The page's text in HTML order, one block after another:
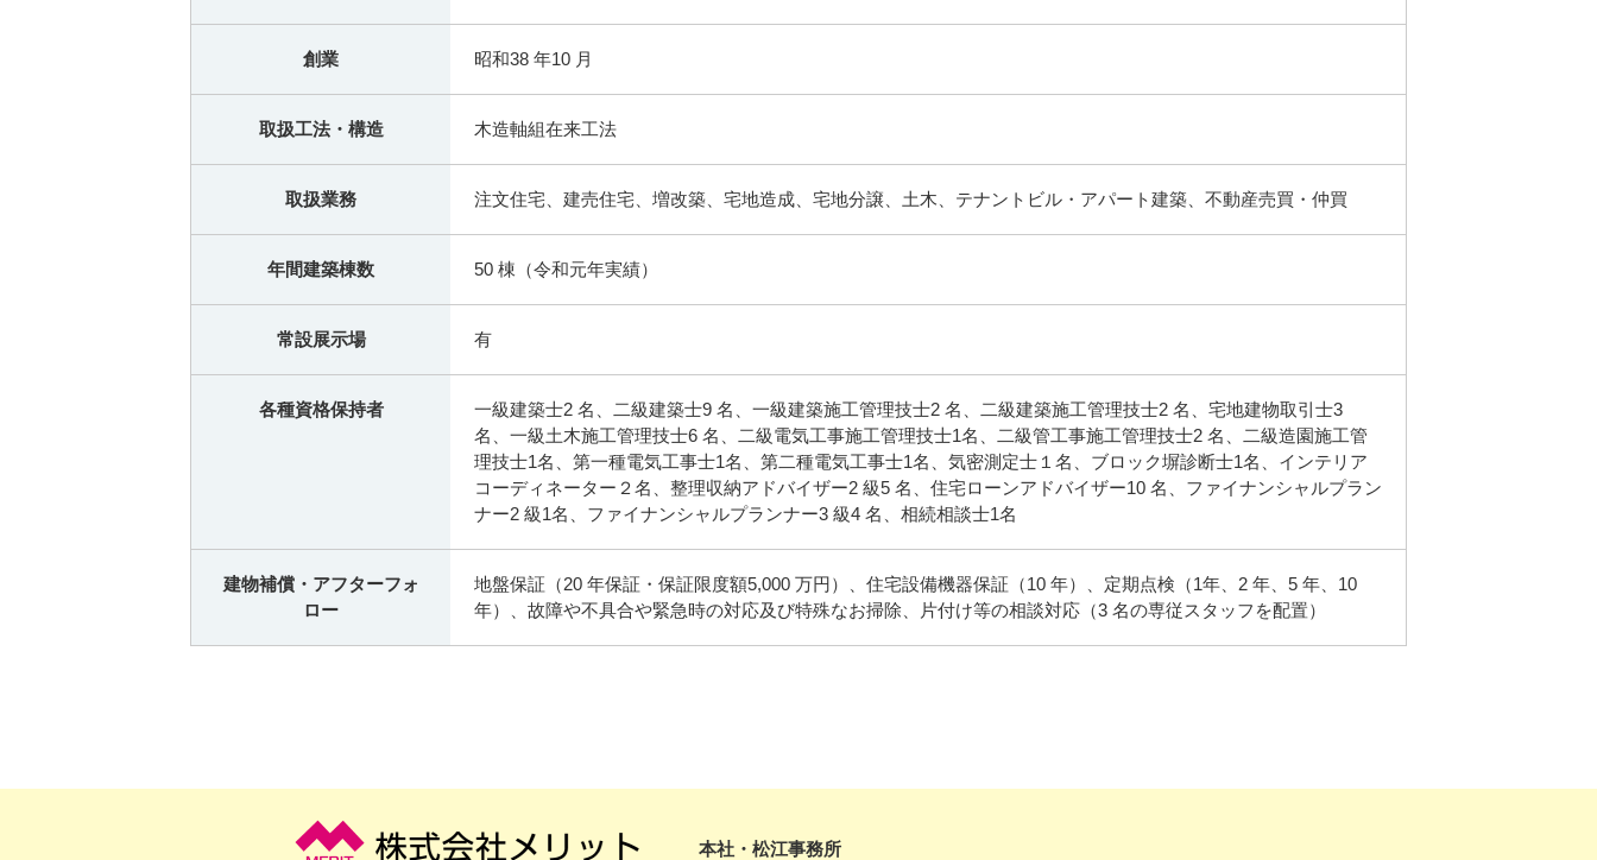
創業 昭和38 年10 月
取扱工法・構造 木造軸組在来工法
取扱業務 注文住宅、建売住宅、増改築、宅地造成、宅地分譲、土木、テナントビル・アパート建築、不動産売買・仲買
年間建築棟数 50 棟（令和元年実績）
常設展示場 有
各種資格保持者
一級建築士2 名、二級建築士9 名、一級建築施工管理技士2 名、二級建築施工管理技士2 名、宅地建物取引士3
名、一級土木施工管理技士6 名、二級電気工事施工管理技士1名、二級管工事施工管理技士2 名、二級造園施工管
理技士1名、第一種電気工事士1名、第二種電気工事士1名、気密測定士１名、ブロック塀診断士1名、インテリア
コーディネーター２名、整理収納アドバイザー2 級5 名、住宅ローンアドバイザー10 名、ファイナンシャルプラン
ナー2 級1名、ファイナンシャルプランナー3 級4 名、相続相談士1名
建物補償・アフターフォ
ロー
地盤保証（20 年保証・保証限度額5,000 万円）、住宅設備機器保証（10 年）、定期点検（1年、2 年、5 年、10
年）、故障や不具合や緊急時の対応及び特殊なお掃除、片付け等の相談対応（3 名の専従スタッフを配置）
本社・松江事務所